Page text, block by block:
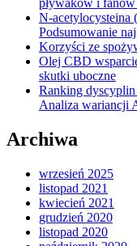
pływaków i fanów
N-acetylocysteina
Podsumowanie
Korzyści ze
Olej CBD
skutki uboczne
Ranking
Analiza wariancji
Archiwa
wrzesień 2025
listopad 2021
kwiecień 2021
grudzień 2020
listopad 2020